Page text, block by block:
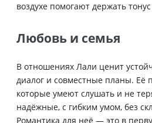
воздухе помогают держать
Любовь и семья
В отношениях Лали ценит
диалог и совместные планы. Её
которые умеют слушать и не
надёжные, с гибким умом, без
Романтика для неё — это в